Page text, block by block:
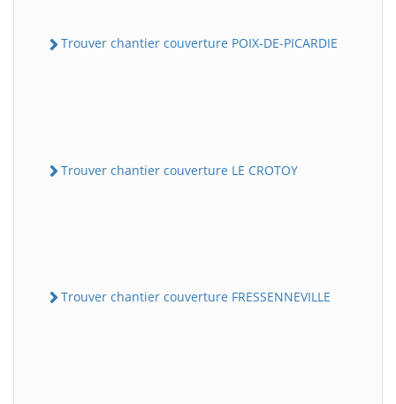
Trouver chantier couverture POIX-DE-PICARDIE
Trouver chantier couverture LE CROTOY
Trouver chantier couverture FRESSENNEVILLE